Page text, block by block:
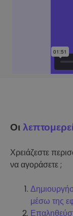
Οι
Χρειάζεστε
να αγοράσετε ;
μέσω της